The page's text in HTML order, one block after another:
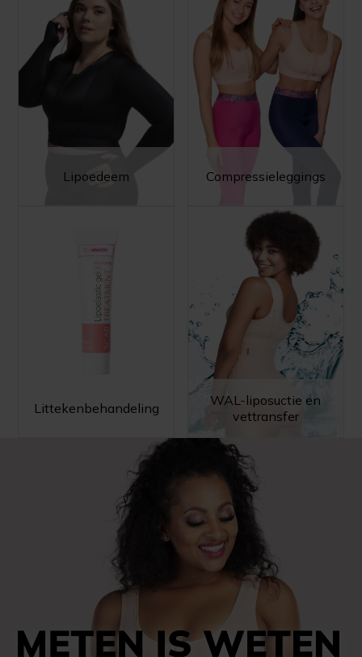
Lipoedeem Compressieleggings
Littekenbehandeling
WAL-liposuctie en
vettransfer